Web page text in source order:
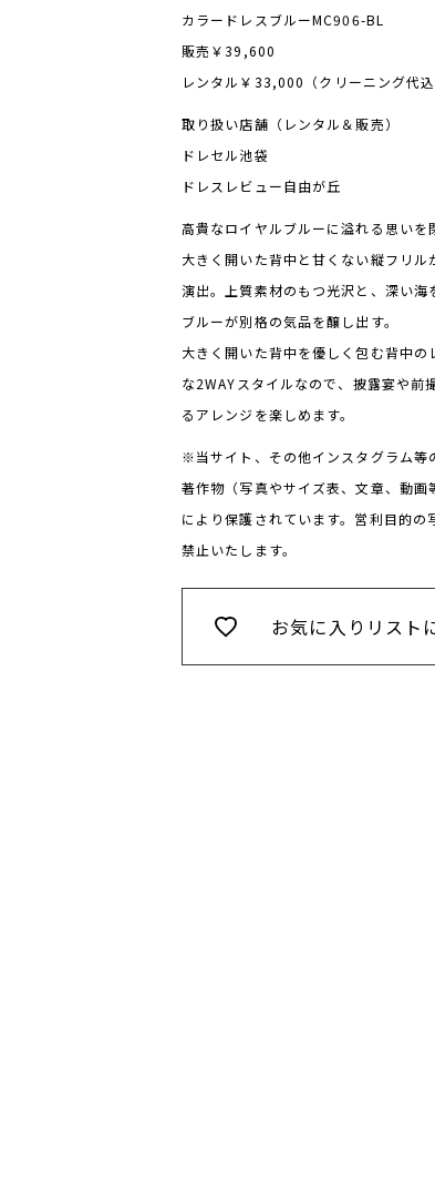
カラードレスブルーMC906-BL
販売￥39,600
レンタル￥33,000（クリーニング代込
取り扱い店舗（レンタル＆販売）
ドレセル池袋
ドレスレビュー自由が丘
高貴なロイヤルブルーに溢れる思いを
大きく開いた背中と甘くない縦フリル
演出。上質素材のもつ光沢と、深い海
ブルーが別格の気品を醸し出す。
大きく開いた背中を優しく包む背中の
な2WAYスタイルなので、披露宴や前
るアレンジを楽しめます。
※当サイト、その他インスタグラム等
著作物（写真やサイズ表、文章、動画
により保護されています。営利目的の
禁止いたします。
お気に入りリスト